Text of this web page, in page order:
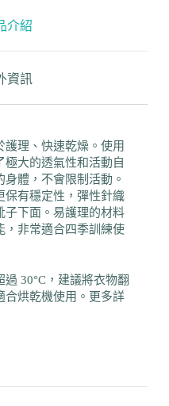
介紹
資訊
理、快速乾燥。使用
大的透氣性和活動自
體，不會限制活動。
保有穩定性，彈性針織
子下面。易護理的材料
，非常適合四季訓練使
30°C，建議將衣物翻
合烘乾機使用。更多詳